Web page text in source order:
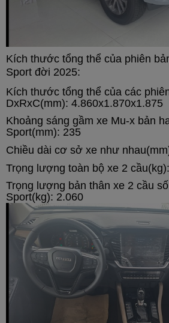
Kích thước tổng thể của phiên
Sport đời 2025:
Kích thước tổng thể của các
DxRxC(mm): 4.860x1.870x1.875
Khoảng sáng gầm xe Mu-x bản
Sport(mm): 235
Chiều dài cơ sở xe như
Trọng lượng toàn bộ xe 2
Trọng lượng bản thân xe 2 cầu
Sport(kg): 2.060